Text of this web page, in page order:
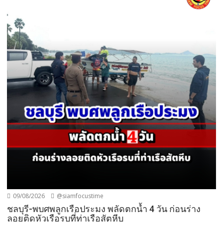
09/08/2026 @siamfocustime
ชลบุรี-พบศพลูกเรือประมง พลัดตกน้ำ 4 วัน ก่อนร่าง
ลอยติดหัวเรือรบที่ท่าเรือสัตหีบ